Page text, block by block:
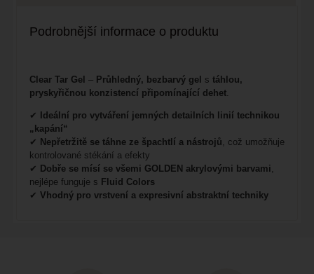
Podrobnější informace o produktu
Clear Tar Gel – Průhledný, bezbarvý gel s táhlou,
pryskyřičnou konzistencí připomínající dehet.
✔
Ideální pro vytváření jemných detailních linií technikou
„kapání“
✔ Nepřetržitě se táhne ze špachtlí a nástrojů, což umožňuje
kontrolované stékání a efekty
✔ Dobře se mísí se všemi GOLDEN akrylovými barvami,
nejlépe funguje s Fluid Colors
✔ Vhodný pro vrstvení a expresivní abstraktní techniky